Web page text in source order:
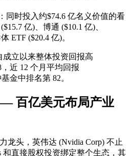
同时投入约$74.6 亿名义价值的看
亿)、博通 ($10.1 亿)、
ETF ($20.4 亿)。
立以来整体投资回报高
近 12 个月平均回报
金中排名第 82。
百亿美元布局产业
龙头，英伟达 (Nvidia Corp) 不止
和直接股权投资绑定整个生态，其